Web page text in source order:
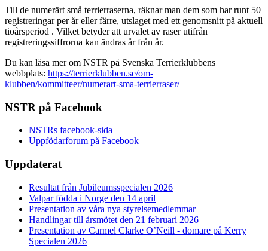
Till de numerärt små terrierraserna, räknar man dem som har runt 50
registreringar per år eller färre, utslaget med ett genomsnitt på aktuell
tioårsperiod . Vilket betyder att urvalet av raser utifrån
registreringssiffrorna kan ändras år från år.
Du kan läsa mer om NSTR på Svenska Terrierklubbens
webbplats: https://terrierklubben.se/om-
klubben/kommitteer/numerart-sma-terrierraser/
NSTR på Facebook
NSTRs facebook-sida
Uppfödarforum på Facebook
Uppdaterat
Resultat från Jubileumsspecialen 2026
Valpar födda i Norge den 14 april
Presentation av våra nya styrelsemedlemmar
Handlingar till årsmötet den 21 februari 2026
Presentation av Carmel Clarke O’Neill - domare på Kerry
Specialen 2026